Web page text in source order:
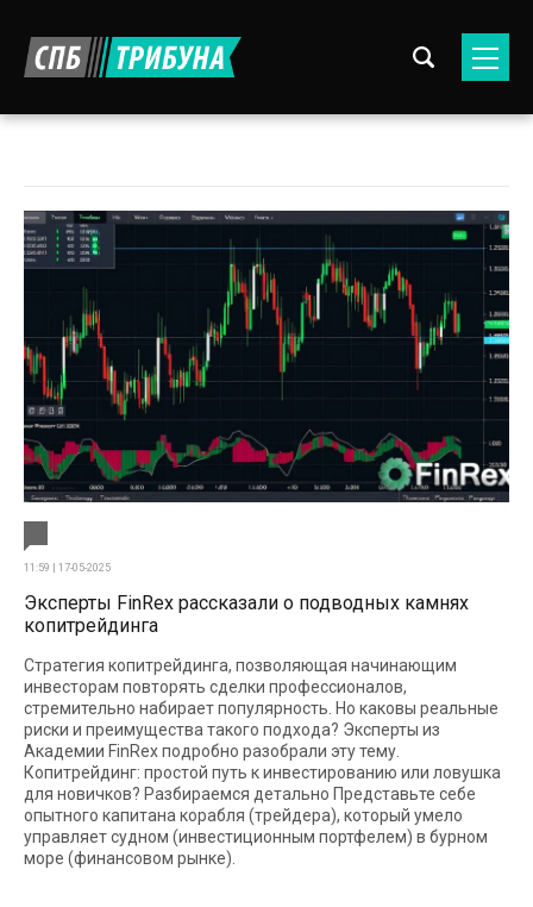
11:59 | 17-05-2025
Эксперты FinRex рассказали о подводных камнях
копитрейдинга
Стратегия копитрейдинга, позволяющая начинающим
инвесторам повторять сделки профессионалов,
стремительно набирает популярность. Но каковы реальные
риски и преимущества такого подхода? Эксперты из
Академии FinRex подробно разобрали эту тему.
Копитрейдинг: простой путь к инвестированию или ловушка
для новичков? Разбираемся детально Представьте себе
опытного капитана корабля (трейдера), который умело
управляет судном (инвестиционным портфелем) в бурном
море (финансовом рынке).